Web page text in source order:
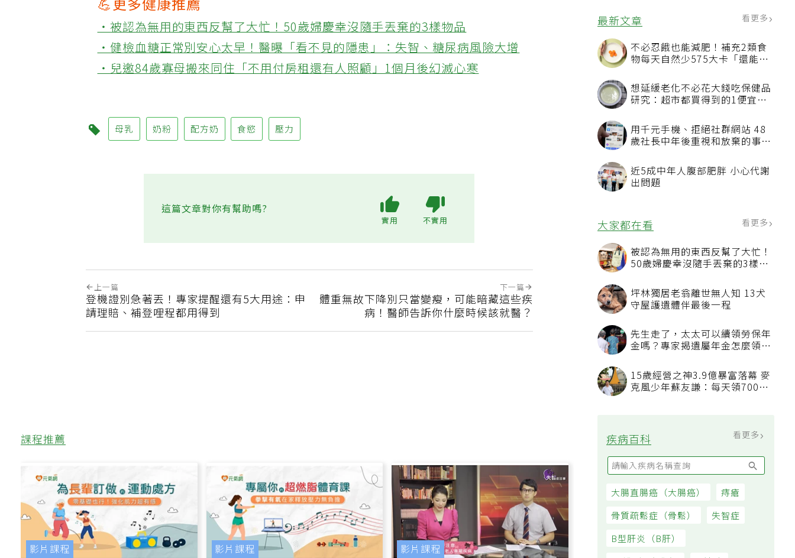
最新文章 看更多
不必忍餓也能減肥！補充2類食
物每天自然少575大卡「還能吃
想延緩老化不必花大錢吃保健品
研究：超市都買得到的1便宜食
用千元手機、拒絕社群網站 48
歲社長中年後重視和放棄的事：
近5成中年人腹部肥胖 小心代謝
出問題
大家都在看
被認為無用的東西反幫了大忙！
50歲婦慶幸沒隨手丟棄的3樣物
坪林獨居老翁離世無人知 13犬
守屋護遺體伴最後一程
先生走了，太太可以續領勞保年
看順位還要看資格
15歲經營之神3.9億暴富落幕 麥
疾病百科
💪更多健康推薦
‧被認為無用的東西反幫了大忙！50歲婦慶幸沒隨手丟棄的3樣物品
‧健檢血糖正常別安心太早！醫曝「看不見的隱患」：失智、糖尿病風險大增
‧兒邀84歲寡母搬來同住「不用付房租還有人照顧」1個月後幻滅心寒
母乳 奶粉 配方奶 食慾 壓力
這篇文章對你有幫助嗎?
上一篇
登機證別急著丟！專家提醒還有5大用途：申
請理賠、補登哩程都用得到
下一篇
體重無故下降別只當變瘦，可能暗藏這些疾
病！醫師告訴你什麼時候該就醫？
課程推薦